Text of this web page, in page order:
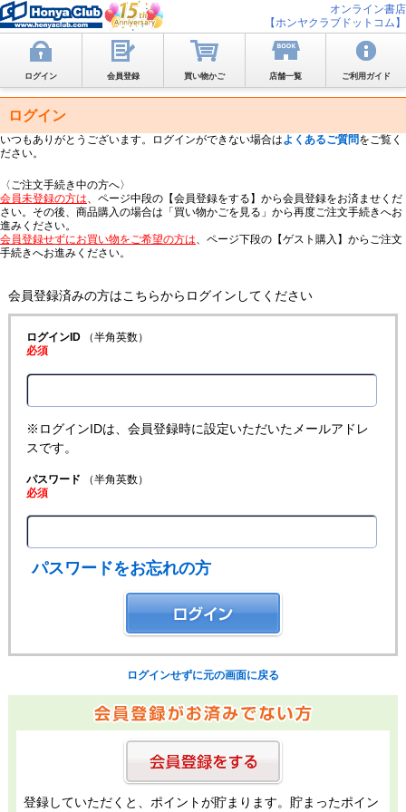
オンライン書店
【ホンヤクラブドットコム】
ログイン 会員登録 買い物かご 店舗一覧 ご利用ガイド
ログイン
いつもありがとうございます。ログインができない場合はよくあるご質問をご覧く
ださい。
〈ご注文手続き中の方へ〉
会員未登録の方は、ページ中段の【会員登録をする】から会員登録をお済ませくだ
さい。その後、商品購入の場合は「買い物かごを見る」から再度ご注文手続きへお
進みください。
会員登録せずにお買い物をご希望の方は、ページ下段の【ゲスト購入】からご注文
手続きへお進みください。
会員登録済みの方はこちらからログインしてください
ログインID（半角英数）
必須
※ログインIDは、会員登録時に設定いただいたメールアドレ
スです。
パスワード （半角英数）
必須
パスワードをお忘れの方
ログインせずに元の画面に戻る
登録していただくと、ポイントが貯まります。貯まったポイン